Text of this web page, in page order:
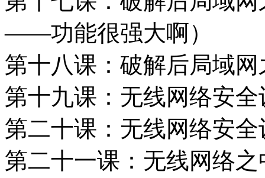
——功能很强大啊）
第十八课：破解后局域
第十九课：无线网络安
第二十课：无线网络安
第二十一课：无线网络之